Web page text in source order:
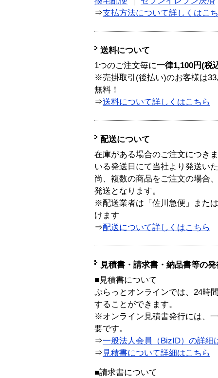
⇒支払方法について詳しくはこ
送料について
1つのご注文毎に一律1,100円(税
※売掛取引(後払い)のお客様は
無料！
⇒送料について詳しくはこちら
配送について
在庫がある場合のご注文につき
いる発送日にて当社より発送い
尚、複数の商品をご注文の場合
発送となります。
※配送業者は「佐川急便」また
けます
⇒配送について詳しくはこちら
見積書・請求書・納品書等の
■見積書について
ぷらっとオンラインでは、24時
することができます。
※オンライン見積書発行には、
要です。
⇒一般法人会員（BizID）の詳細
⇒ 見積書について詳細はこちら
■請求書について